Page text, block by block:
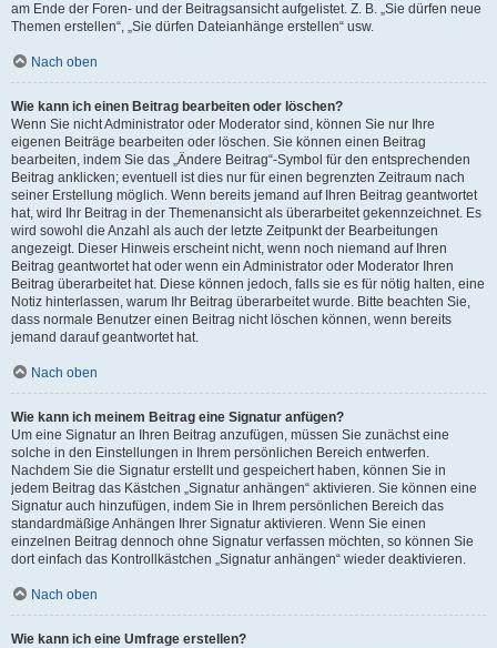
am Ende der Foren- und der Beitragsansicht aufgelistet. Z. B. „Sie dürfen neue
Themen erstellen“, „Sie dürfen Dateianhänge erstellen“ usw.
Nach oben
Wie kann ich einen Beitrag bearbeiten oder löschen?
Wenn Sie nicht Administrator oder Moderator sind, können Sie nur Ihre
eigenen Beiträge bearbeiten oder löschen. Sie können einen Beitrag
bearbeiten, indem Sie das „Ändere Beitrag“-Symbol für den entsprechenden
Beitrag anklicken; eventuell ist dies nur für einen begrenzten Zeitraum nach
seiner Erstellung möglich. Wenn bereits jemand auf Ihren Beitrag geantwortet
hat, wird Ihr Beitrag in der Themenansicht als überarbeitet gekennzeichnet. Es
wird sowohl die Anzahl als auch der letzte Zeitpunkt der Bearbeitungen
angezeigt. Dieser Hinweis erscheint nicht, wenn noch niemand auf Ihren
Beitrag geantwortet hat oder wenn ein Administrator oder Moderator Ihren
Beitrag überarbeitet hat. Diese können jedoch, falls sie es für nötig halten, eine
Notiz hinterlassen, warum Ihr Beitrag überarbeitet wurde. Bitte beachten Sie,
dass normale Benutzer einen Beitrag nicht löschen können, wenn bereits
jemand darauf geantwortet hat.
Nach oben
Wie kann ich meinem Beitrag eine Signatur anfügen?
Um eine Signatur an Ihren Beitrag anzufügen, müssen Sie zunächst eine
solche in den Einstellungen in Ihrem persönlichen Bereich entwerfen.
Nachdem Sie die Signatur erstellt und gespeichert haben, können Sie in
jedem Beitrag das Kästchen „Signatur anhängen“ aktivieren. Sie können eine
Signatur auch hinzufügen, indem Sie in Ihrem persönlichen Bereich das
standardmäßige Anhängen Ihrer Signatur aktivieren. Wenn Sie einen
einzelnen Beitrag dennoch ohne Signatur verfassen möchten, so können Sie
dort einfach das Kontrollkästchen „Signatur anhängen“ wieder deaktivieren.
Nach oben
Wie kann ich eine Umfrage erstellen?